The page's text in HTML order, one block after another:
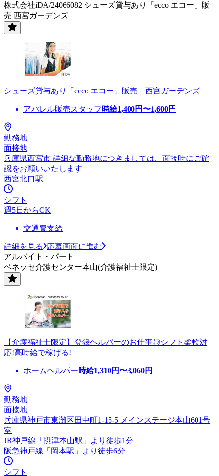
株式会社iDA/24066082 シューズ貸与あり「ecco エコー」販
売 西宮ガーデンズ
シューズ貸与あり「ecco エコー」販売 西宮ガーデンズ
アパレル販売スタッフ 時給1,400円〜1,600円
勤務地
面接地
兵庫県西宮市 詳細な勤務地につきましては、面接時にご確
認をお願いいたします
西宮北口駅
シフト
週5日からOK
交通費支給
詳細を見る
応募画面に進む
アルバイト・パート
ベネッセ介護センター本山(介護福祉士限定)
【介護福祉士限定】登録ヘルパーのお仕事◎シフト柔軟対
応!高時給で稼げる!
ホームヘルパー時給1,310円〜3,060円
勤務地
面接地
兵庫県神戸市東灘区田中町1-15-5 メインステージ本山601号
室
JR神戸線「摂津本山駅」より徒歩1分
阪急神戸線「岡本駅」より徒歩6分
シフト